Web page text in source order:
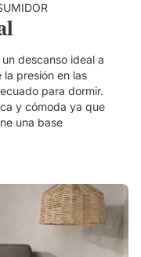
descanso ideal a
presión en las
para dormir.
y cómoda ya que
una base